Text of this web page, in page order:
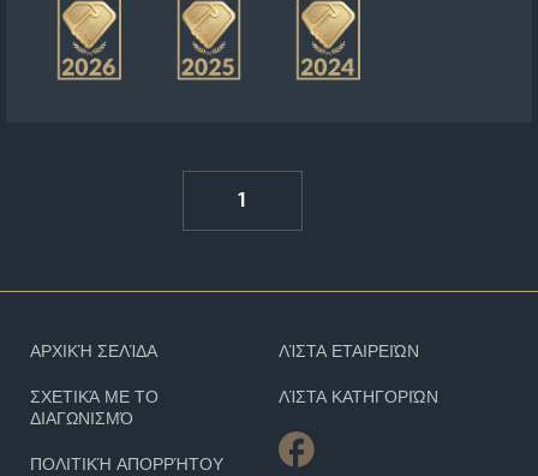
1
ΑΡΧΙΚΉ ΣΕΛΊΔΑ
ΣΧΕΤΙΚΆ ΜΕ ΤΟ
ΔΙΑΓΩΝΙΣΜΌ
ΠΟΛΙΤΙΚΉ ΑΠΟΡΡΉΤΟΥ
ΛΊΣΤΑ ΕΤΑΙΡΕΙΏΝ
ΛΊΣΤΑ ΚΑΤΗΓΟΡΙΏΝ